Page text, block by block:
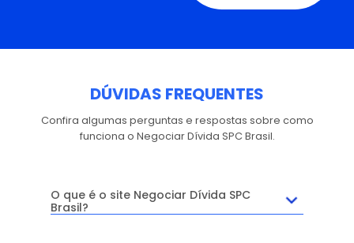
DÚVIDAS FREQUENTES
Confira algumas perguntas e respostas sobre como
funciona o Negociar Dívida SPC Brasil.
O que é o site Negociar Dívida SPC
Brasil?